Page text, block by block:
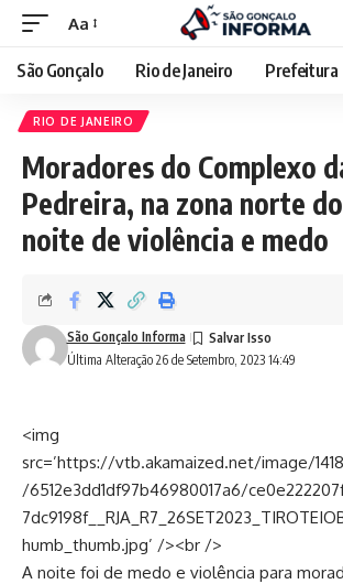
Aa
São Gonçalo Rio de Janeiro Prefeitura
RIO DE JANEIRO
Moradores do Complexo
Pedreira, na zona norte
noite de violência e medo
Última Alteração 26 de Setembro, 2023 14:49
São Gonçalo Informa
<img
src=’https://vtb.akamaized.net/image/
/6512e3dd1df97b46980017a6/
humb_thumb.jpg’ /><br />
A noite foi de medo e violência para